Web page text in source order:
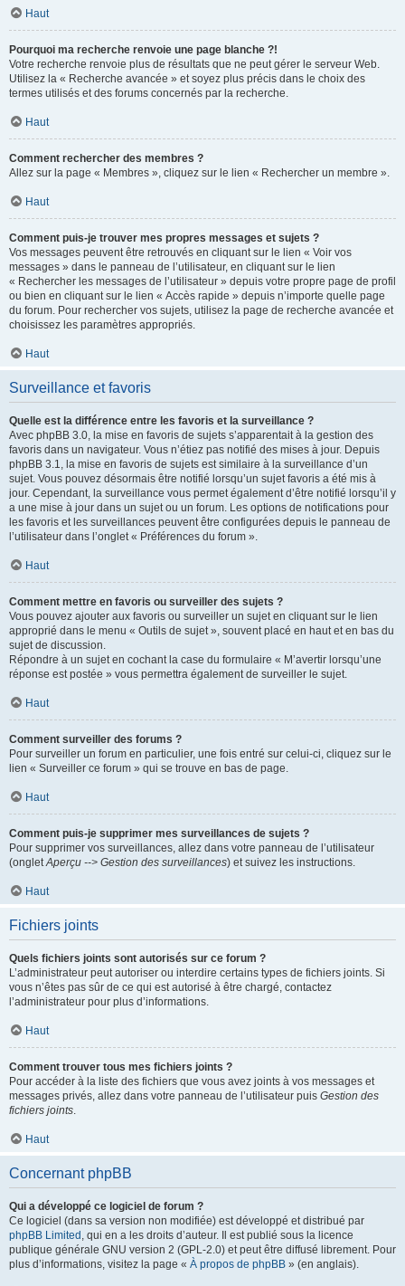
Haut
Pourquoi ma recherche renvoie une page blanche ?!
Votre recherche renvoie plus de résultats que ne peut gérer le serveur Web.
Utilisez la « Recherche avancée » et soyez plus précis dans le choix des
termes utilisés et des forums concernés par la recherche.
Haut
Comment rechercher des membres ?
Allez sur la page « Membres », cliquez sur le lien « Rechercher un membre ».
Haut
Comment puis-je trouver mes propres messages et sujets ?
Vos messages peuvent être retrouvés en cliquant sur le lien « Voir vos
messages » dans le panneau de l’utilisateur, en cliquant sur le lien
« Rechercher les messages de l’utilisateur » depuis votre propre page de profil
ou bien en cliquant sur le lien « Accès rapide » depuis n’importe quelle page
du forum. Pour rechercher vos sujets, utilisez la page de recherche avancée et
choisissez les paramètres appropriés.
Haut
Surveillance et favoris
Quelle est la différence entre les favoris et la surveillance ?
Avec phpBB 3.0, la mise en favoris de sujets s’apparentait à la gestion des
favoris dans un navigateur. Vous n’étiez pas notifié des mises à jour. Depuis
phpBB 3.1, la mise en favoris de sujets est similaire à la surveillance d’un
sujet. Vous pouvez désormais être notifié lorsqu’un sujet favoris a été mis à
jour. Cependant, la surveillance vous permet également d’être notifié lorsqu’il y
a une mise à jour dans un sujet ou un forum. Les options de notifications pour
les favoris et les surveillances peuvent être configurées depuis le panneau de
l’utilisateur dans l’onglet « Préférences du forum ».
Haut
Comment mettre en favoris ou surveiller des sujets ?
Vous pouvez ajouter aux favoris ou surveiller un sujet en cliquant sur le lien
approprié dans le menu « Outils de sujet », souvent placé en haut et en bas du
sujet de discussion.
Répondre à un sujet en cochant la case du formulaire « M’avertir lorsqu’une
réponse est postée » vous permettra également de surveiller le sujet.
Haut
Comment surveiller des forums ?
Pour surveiller un forum en particulier, une fois entré sur celui-ci, cliquez sur le
lien « Surveiller ce forum » qui se trouve en bas de page.
Haut
Comment puis-je supprimer mes surveillances de sujets ?
Pour supprimer vos surveillances, allez dans votre panneau de l’utilisateur
(ongletAperçu --> Gestion des surveillances) et suivez les instructions.
Haut
Fichiers joints
Quels fichiers joints sont autorisés sur ce forum ?
L’administrateur peut autoriser ou interdire certains types de fichiers joints. Si
vous n’êtes pas sûr de ce qui est autorisé à être chargé, contactez
l’administrateur pour plus d’informations.
Haut
Comment trouver tous mes fichiers joints ?
Pour accéder à la liste des fichiers que vous avez joints à vos messages et
messages privés, allez dans votre panneau de l’utilisateur puis Gestion des
fichiers joints.
Haut
Concernant phpBB
Qui a développé ce logiciel de forum ?
Ce logiciel (dans sa version non modifiée) est développé et distribué par
phpBB Limited , qui en a les droits d’auteur. Il est publié sous la licence
publique générale GNU version 2 (GPL-2.0) et peut être diffusé librement. Pour
plus d’informations, visitez la page « À propos de phpBB » (en anglais).